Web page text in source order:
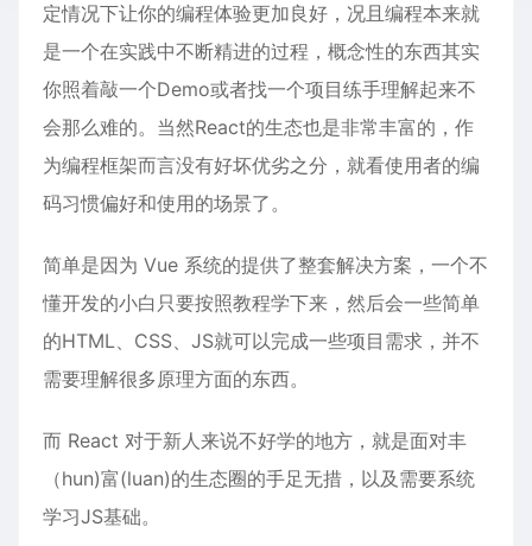
定情况下让你的编程体验更加良好，况且编程本来就
是一个在实践中不断精进的过程，概念性的东西其实
你照着敲一个Demo或者找一个项目练手理解起来不
会那么难的。当然React的生态也是非常丰富的，作
为编程框架而言没有好坏优劣之分，就看使用者的编
码习惯偏好和使用的场景了。
简单是因为 Vue 系统的提供了整套解决方案，一个不
懂开发的小白只要按照教程学下来，然后会一些简单
的HTML、CSS、JS就可以完成一些项目需求，并不
需要理解很多原理方面的东西。
而 React 对于新人来说不好学的地方，就是面对丰
（hun)富(luan)的生态圈的手足无措，以及需要系统
学习JS基础。